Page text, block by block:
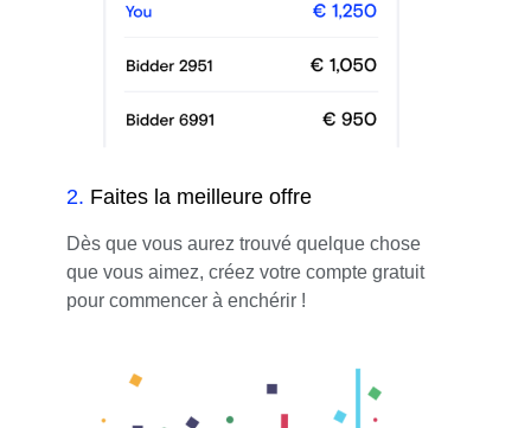
2. Faites la meilleure offre
Dès que vous aurez trouvé quelque chose
que vous aimez, créez votre compte gratuit
pour commencer à enchérir !